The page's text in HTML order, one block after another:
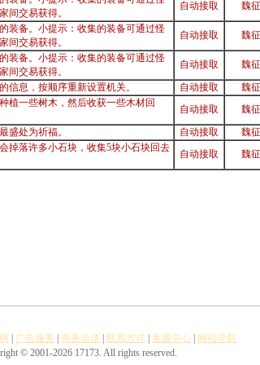
间交易获得。
自动接取 魏征
装备。小提示：收集的装备可通过怪
间交易获得。
自动接取 魏征
装备。小提示：收集的装备可通过怪
间交易获得。
自动接取 魏征
信息，按顺序重新设置机关。 自动接取 魏征
植一些树木，然后收获一些木材回
自动接取 魏征
盛处为祈福。 自动接取 魏征
掉落许多小石块，收集5块小石块回去
自动接取 魏征
广告服务 商务洽谈 联系方式 客服中心
网站导航
© 2001-2026 17173. All rights reserved.